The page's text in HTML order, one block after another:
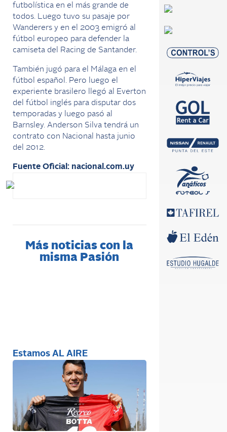
futbolística en el más grande de
todos. Luego tuvo su pasaje por
Wanderers y en el 2003 emigró al
fútbol europeo para defender la
camiseta del Racing de Santander.
También jugó para el Málaga en el
fútbol español. Pero luego el
experiente brasilero llegó al Everton
del fútbol inglés para disputar dos
temporadas y luego pasó al
Barnsley. Anderson Silva tendrá un
contrato con Nacional hasta junio
del 2012.
Fuente Oficial: nacional.com.uy
Más noticias con la
misma Pasión
Estamos AL AIRE